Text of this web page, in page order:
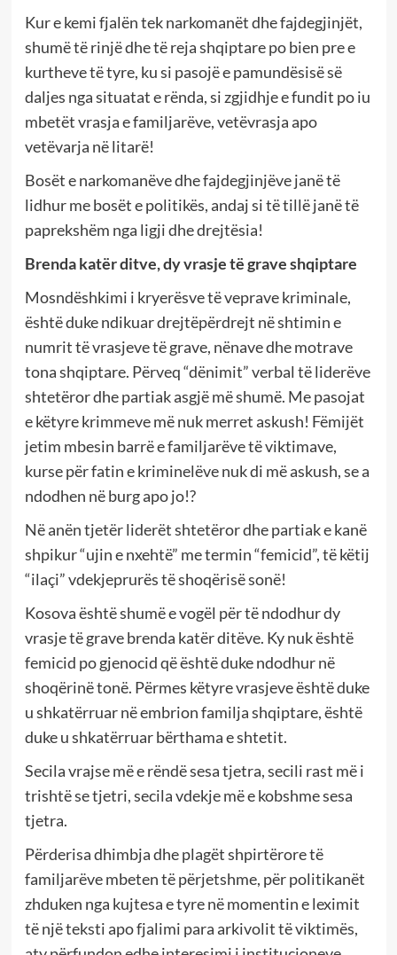
Kur e kemi fjalën tek narkomanët dhe fajdegjinjët,
shumë të rinjë dhe të reja shqiptare po bien pre e
kurtheve të tyre, ku si pasojë e pamundësisë së
daljes nga situatat e rënda, si zgjidhje e fundit po iu
mbetët vrasja e familjarëve, vetëvrasja apo
vetëvarja në litarë!
Bosët e narkomanëve dhe fajdegjinjëve janë të
lidhur me bosët e politikës, andaj si të tillë janë të
paprekshëm nga ligji dhe drejtësia!
Brenda katër ditve, dy vrasje të grave shqiptare
Mosndëshkimi i kryerësve të veprave kriminale,
është duke ndikuar drejtëpërdrejt në shtimin e
numrit të vrasjeve të grave, nënave dhe motrave
tona shqiptare. Përveq “dënimit” verbal të liderëve
shtetëror dhe partiak asgjë më shumë. Me pasojat
e këtyre krimmeve më nuk merret askush! Fëmijët
jetim mbesin barrë e familjarëve të viktimave,
kurse për fatin e kriminelëve nuk di më askush, se a
ndodhen në burg apo jo!?
Në anën tjetër liderët shtetëror dhe partiak e kanë
shpikur “ujin e nxehtë” me termin “femicid”, të këtij
“ilaçi” vdekjeprurës të shoqërisë sonë!
Kosova është shumë e vogël për të ndodhur dy
vrasje të grave brenda katër ditëve. Ky nuk është
femicid po gjenocid që është duke ndodhur në
shoqërinë tonë. Përmes këtyre vrasjeve është duke
u shkatërruar në embrion familja shqiptare, është
duke u shkatërruar bërthama e shtetit.
Secila vrajse më e rëndë sesa tjetra, secili rast më i
trishtë se tjetri, secila vdekje më e kobshme sesa
tjetra.
Përderisa dhimbja dhe plagët shpirtërore të
familjarëve mbeten të përjetshme, për politikanët
zhduken nga kujtesa e tyre në momentin e leximit
të një teksti apo fjalimi para arkivolit të viktimës,